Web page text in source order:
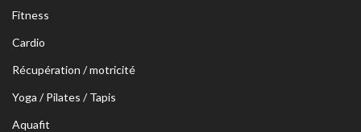
Fitness
Cardio
Récupération / motricité
Yoga / Pilates / Tapis
Aquafit